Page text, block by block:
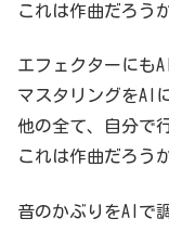
これは作曲だろうか
エフェクターにも
マスタリングをAI
他の全て、自分で
これは作曲だろうか
音のかぶりをAIで